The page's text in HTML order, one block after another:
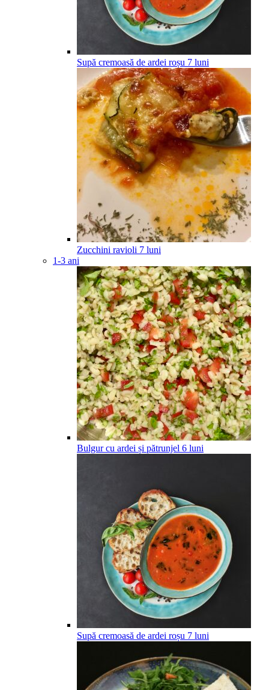
Supă cremoasă de ardei roșu 7 luni
Zucchini ravioli 7 luni
1-3 ani
Bulgur cu ardei și pătrunjel 6 luni
Supă cremoasă de ardei roșu 7 luni